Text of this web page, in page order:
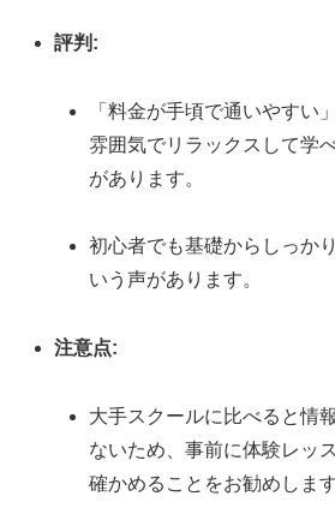
評判:
「料金が手頃で通いやすい
雰囲気でリラックスして学
があります。
初心者でも基礎からしっか
いう声があります。
注意点:
大手スクールに比べると情
ないため、事前に体験レッ
確かめることをお勧めします